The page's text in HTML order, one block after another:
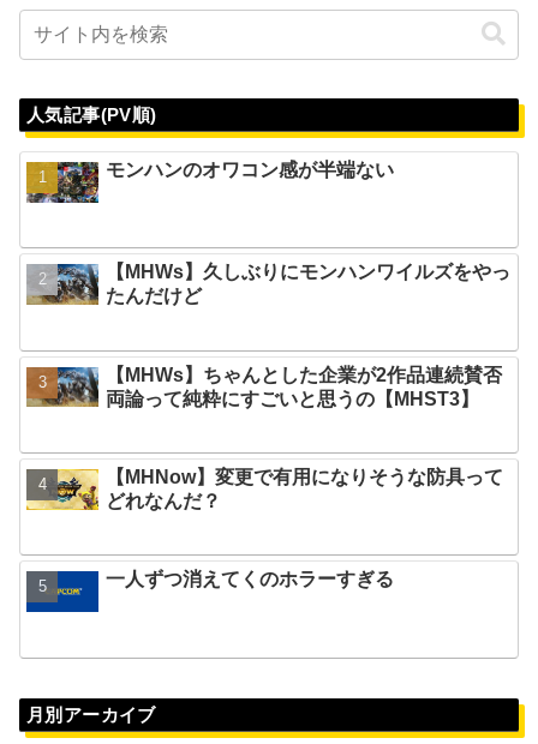
人気記事(PV順)
モンハンのオワコン感が半端ない
【MHWs】久しぶりにモンハンワイルズをやっ
たんだけど
【MHWs】ちゃんとした企業が2作品連続賛否
両論って純粋にすごいと思うの【MHST3】
【MHNow】変更で有用になりそうな防具って
どれなんだ？
一人ずつ消えてくのホラーすぎる
月別アーカイブ